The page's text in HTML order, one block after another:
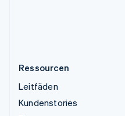
Ressourcen
Leitfäden
Kundenstories